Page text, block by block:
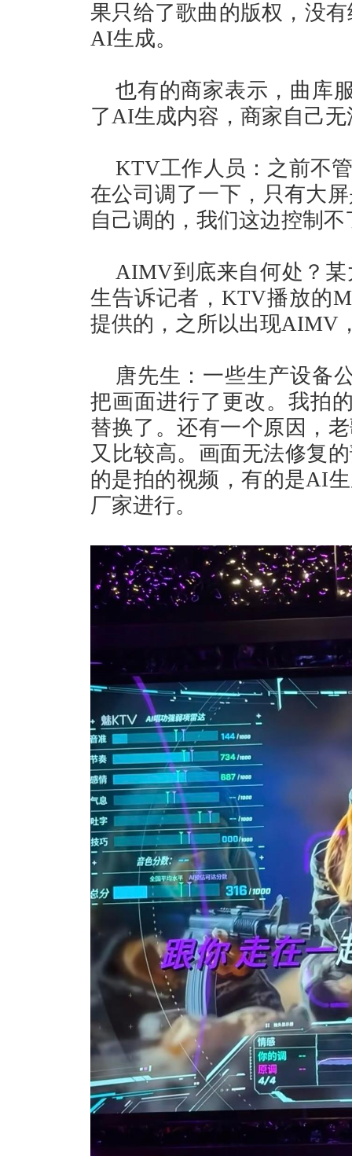
果只给了歌曲的版权，没
AI生成。
也有的商家表示，曲库
了AI生成内容，商家自己
KTV工作人员：之前不
在公司调了一下，只有大
自己调的，我们这边控制不
AIMV到底来自何处？
生告诉记者，KTV播放的
提供的，之所以出现AIMV
唐先生：一些生产设备
把画面进行了更改。我拍
替换了。还有一个原因，
又比较高。画面无法修复
的是拍的视频，有的是AI
厂家进行。